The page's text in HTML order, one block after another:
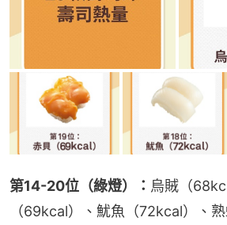
第14-20位（綠燈）： 烏賊（
（69kcal）、魷魚（72kcal）、